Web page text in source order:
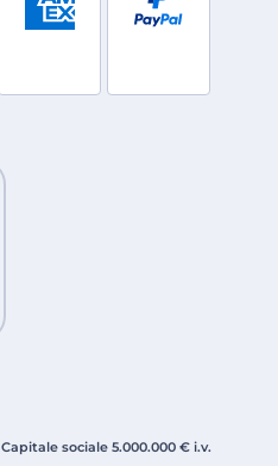
Capitale sociale 5.000.000 € i.v.